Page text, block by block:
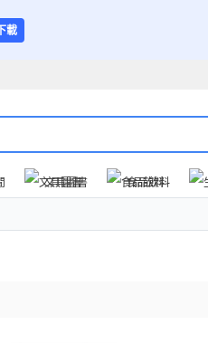
載
文具圖書 食品飲料